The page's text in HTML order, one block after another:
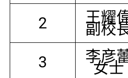
2 王耀
副校
3 李彦
女士